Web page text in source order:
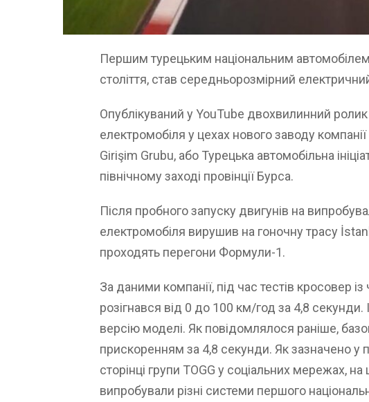
Першим турецьким національним
століття, став середньорозмірний
Опублікуваний у YouTube двохвилинний
електромобіля у цехах нового заводу
Girişim Grubu, або Турецька автомобільна
північному заході провінції Бурса.
Після пробного запуску двигунів на
електромобіля вирушив на гоночну трасу
проходять перегони Формули-1.
За даними компанії, під час тестів кросовер
розігнався від 0 до 100 км/год за 4,8
версію моделі. Як повідомлялося раніше,
прискоренням за 4,8 секунди. Як зазначено у
сторінці групи TOGG у соціальних мережах,
випробували різні системи першого